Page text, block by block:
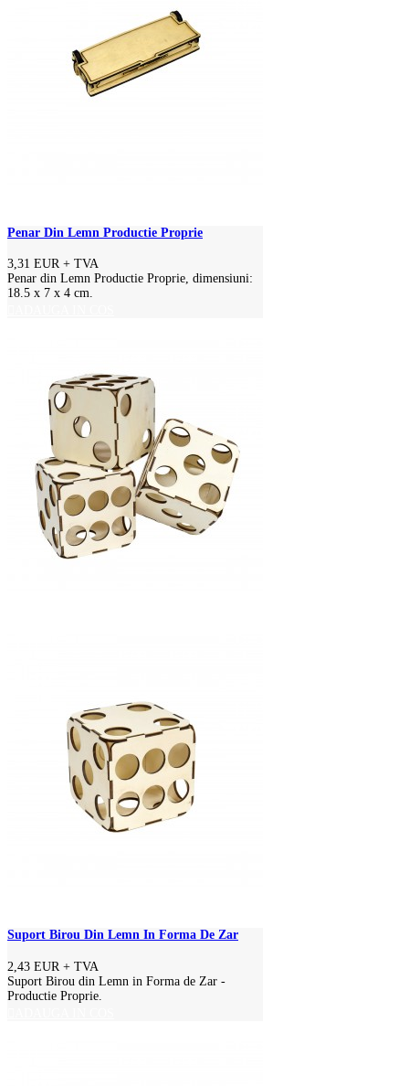
Penar Din Lemn Productie Proprie
3,31 EUR + TVA
Penar din Lemn Productie Proprie, dimensiuni:
18.5 x 7 x 4 cm.
Suport Birou Din Lemn In Forma De Zar
2,43 EUR + TVA
Suport Birou din Lemn in Forma de Zar -
Productie Proprie.